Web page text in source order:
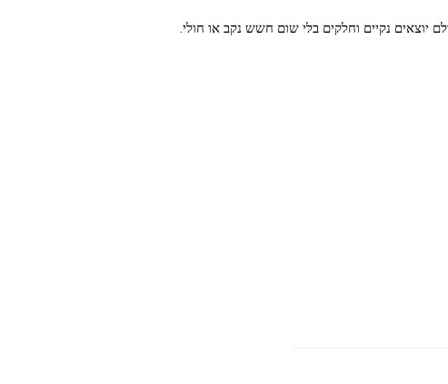
יוצאים נקיים וחלקים בלי שום חשש נקב או חולי.